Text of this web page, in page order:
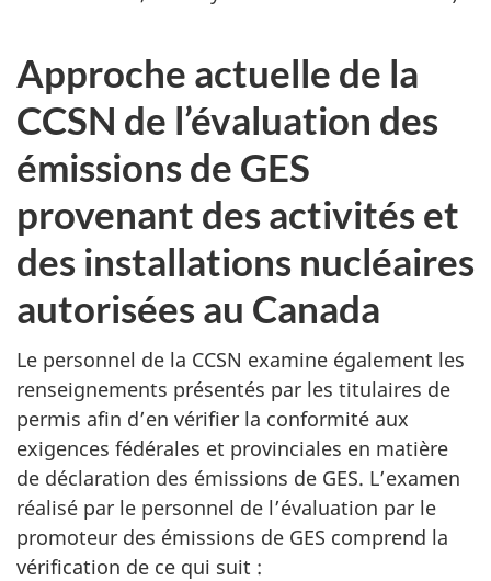
Approche actuelle de la
CCSN de l’évaluation des
émissions de GES
provenant des activités et
des installations nucléaires
autorisées au Canada
Le personnel de la CCSN examine également les
renseignements présentés par les titulaires de
permis afin d’en vérifier la conformité aux
exigences fédérales et provinciales en matière
de déclaration des émissions de GES. L’examen
réalisé par le personnel de l’évaluation par le
promoteur des émissions de GES comprend la
vérification de ce qui suit :